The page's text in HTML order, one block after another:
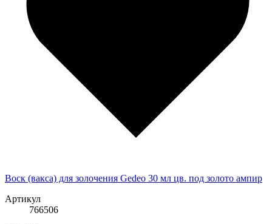
Воск (вакса) для золочения Gedeo 30 мл цв. под золото ампир
Артикул
766506